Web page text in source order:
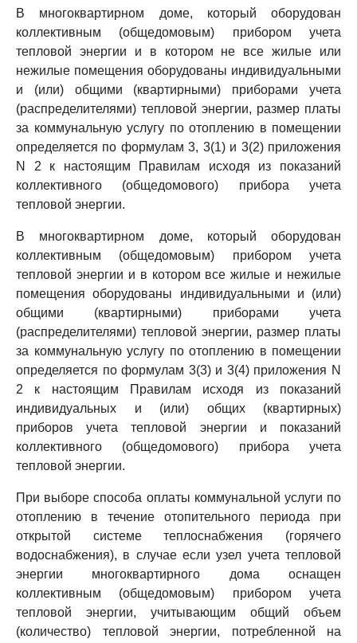
В многоквартирном доме, который оборудован
коллективным (общедомовым) прибором учета
тепловой энергии и в котором не все жилые или
нежилые помещения оборудованы индивидуальными
и (или) общими (квартирными) приборами учета
(распределителями) тепловой энергии, размер платы
за коммунальную услугу по отоплению в помещении
определяется по формулам 3, 3(1) и 3(2) приложения
N 2 к настоящим Правилам исходя из показаний
коллективного (общедомового) прибора учета
тепловой энергии.
В многоквартирном доме, который оборудован
коллективным (общедомовым) прибором учета
тепловой энергии и в котором все жилые и нежилые
помещения оборудованы индивидуальными и (или)
общими (квартирными) приборами учета
(распределителями) тепловой энергии, размер платы
за коммунальную услугу по отоплению в помещении
определяется по формулам 3(3) и 3(4) приложения N
2 к настоящим Правилам исходя из показаний
индивидуальных и (или) общих (квартирных)
приборов учета тепловой энергии и показаний
коллективного (общедомового) прибора учета
тепловой энергии.
При выборе способа оплаты коммунальной услуги по
отоплению в течение отопительного периода при
открытой системе теплоснабжения (горячего
водоснабжения), в случае если узел учета тепловой
энергии многоквартирного дома оснащен
коллективным (общедомовым) прибором учета
тепловой энергии, учитывающим общий объем
(количество) тепловой энергии, потребленной на